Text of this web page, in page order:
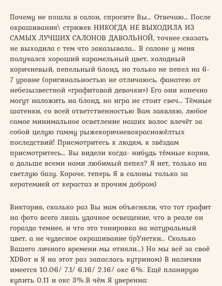
Почему не пошла в салон, спросите Вы… Отвечаю… После
окрашивания\ стрижек НИКОГДА НЕ ВЫХОДИЛА ИЗ
САМЫХ ЛУЧШИХ САЛОНОВ ДАВОЛЬНОЙ, точнее сказать
не выходила с тем что заказывала… В салоне у меня
получался хороший карамельный цвет, холодный
коричневый, пепельный блонд, но только не пепел на 6-
7 уровне (оригинальностью не отличаюсь, фанатею от
небезызвестной «графитовой девочки») Его они конечно
могут наложить на блонд, но игра не стоит свеч… Тёмные
шатенки, со всей ответственностью Вам заявляю, любое
самое минимальное осветление наших волос влечёт за
собой целую гамму рыжекоричневокрасножёлтых
последствий! Присмотритесь к людям, к звёздам
присмотритесь… Вы видели когда- нибудь тёмные корни,
а дальше всеми нами любимый пепел? Я нет, только на
светлую базу. Короче, теперь Я в салоны только за
кератемией от керастаз и прочим добром)
Виктория, сколько раз Вы нам объясняли, что тот графит
на фото всего лишь удачное освещение, что в реале он
гораздо темнее, и что это тонировка на натуральный
цвет, а не чудесное окрашивание брУнетки… Сколько
Вашего личного времени мы отняли…) Но мы всё за своё
XDВот и Я на этот раз запаслась кутрином) В наличии
имеется 10.06/ 7.1/ 6.16/ 2.16/ окс 6%. Ещё планирую
купить 0.11 и окс 3%.В чём Я уверенна: